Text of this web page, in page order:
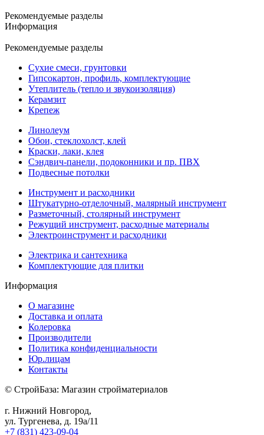
Рекомендуемые разделы
Информация
Рекомендуемые разделы
Сухие смеси, грунтовки
Гипсокартон, профиль, комплектующие
Утеплитель (тепло и звукоизоляция)
Керамзит
Крепеж
Линолеум
Обои, стеклохолст, клей
Краски, лаки, клея
Сэндвич-панели, подоконники и пр. ПВХ
Подвесные потолки
Инструмент и расходники
Штукатурно-отделочный, малярный инструмент
Разметочный, столярный инструмент
Режущий инструмент, расходные материалы
Электроинструмент и расходники
Электрика и сантехника
Комплектующие для плитки
Информация
О магазине
Доставка и оплата
Колеровка
Производители
Политика конфиденциальности
Юр.лицам
Контакты
© СтройБаза: Магазин стройматериалов
г. Нижний Новгород,
ул. Тургенева, д. 19а/11
+7 (831) 423-09-04